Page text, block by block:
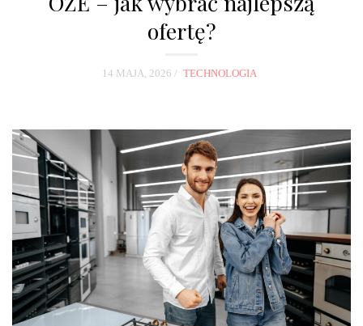
n
ofertę?
14 MAJA, 2026 TECHNOLOGIA